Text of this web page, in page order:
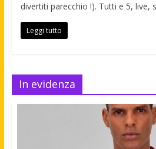
divertiti parecchio !). Tutti e 5, live,
Leggi tutto
In evidenza